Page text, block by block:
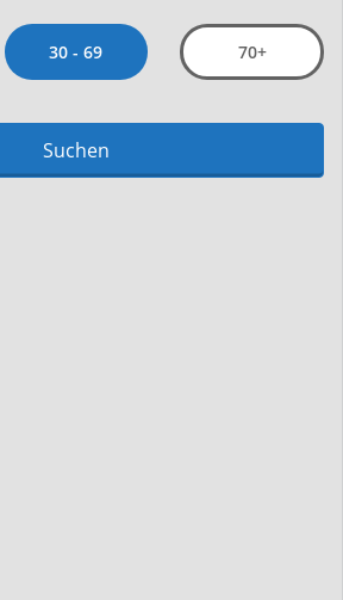
30 - 69 70+
Suchen